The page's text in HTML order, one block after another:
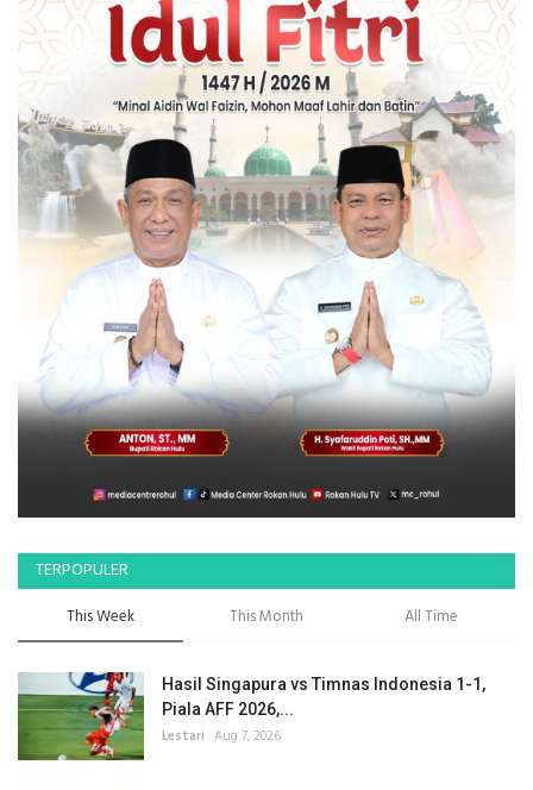
TERPOPULER
This Week This Month All Time
Hasil Singapura vs Timnas Indonesia 1-1,
Piala AFF 2026,...
Lestari Aug 7, 2026